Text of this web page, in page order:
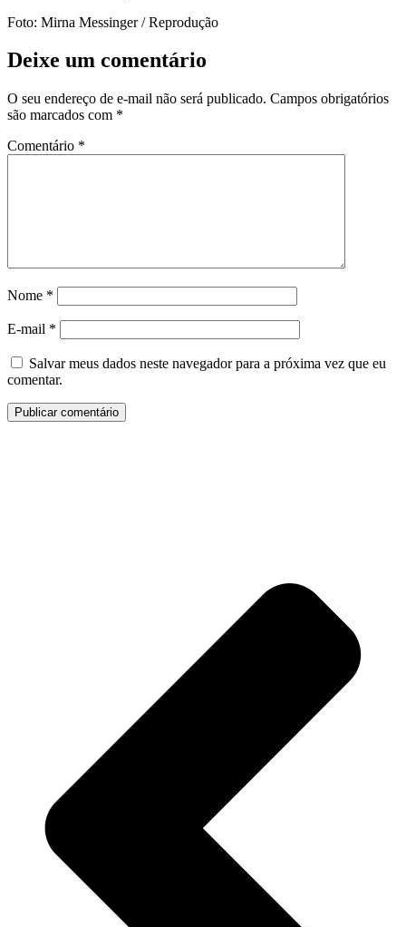
Foto: Mirna Messinger / Reprodução
Deixe um comentário
O seu endereço de e-mail não será publicado. Campos obrigatórios
são marcados com *
Comentário *
Nome *
E-mail *
Salvar meus dados neste navegador para a próxima vez que eu
comentar.